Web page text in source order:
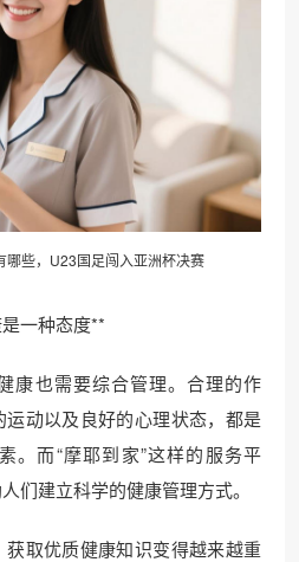
哪些，U23国足闯入亚洲杯决赛
一种态度**
康也需要综合管理。合理的作
动以及良好的心理状态，都是
。而“摩耶到家”这样的服务平
们建立科学的健康管理方式。
取优质健康知识变得越来越重